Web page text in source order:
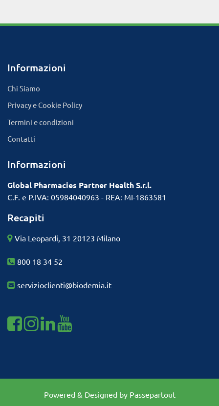
Informazioni
Chi Siamo
Privacy e Cookie Policy
Termini e condizioni
Contatti
Informazioni
Global Pharmacies Partner Health S.r.l.
C.F. e P.IVA: 05984040963 - REA: MI-1863581
Recapiti
Via Leopardi, 31 20123 Milano
800 18 34 52
servizioclienti@biodemia.it
Visualizza la nostra pagina Facebook
Visualizza il nostro profilo Instagram
Visualizza il nostro profilo Linkedin
Powered & Designed by Passepartout